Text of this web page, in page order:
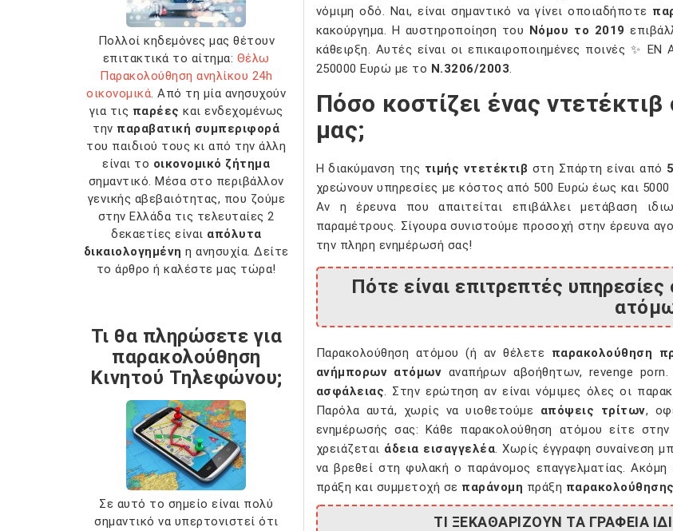
νόμιμη οδό. Ναι, είναι σημαντικό να γίνει οποιαδήποτε
κακούργημα. Η αυστηροποίηση του Νόμου το 2019
κάθειρξη. Αυτές είναι οι επικαιροποιημένες ποινές ✨
250000 Ευρώ με το Ν.3206/2003.
Πόσο κοστίζει ένας
μας;
Η διακύμανση της τιμής ντετέκτιβ στη Σπάρτη είναι από
χρεώνουν υπηρεσίες με κόστος από 500 Ευρώ έως και
Αν η έρευνα που απαιτείται επιβάλλει μετάβαση
παραμέτρους. Σίγουρα συνιστούμε προσοχή στην έρευνα
την πληρη ενημέρωσή σας!
Πότε είναι επιτρεπτές
Παρακολούθηση ατόμου (ή αν θέλετε παρακολούθηση
ανήμπορων ατόμων αναπήρων αβοήθητων, revenge porn.
ασφάλειας. Στην ερώτηση αν είναι νόμιμες όλες οι
Παρόλα αυτά, χωρίς να υιοθετούμε απόψεις τρίτων,
ενημέρωσής σας: Κάθε παρακολούθηση ατόμου είτε
χρειάζεται άδεια εισαγγελέα. Χωρίς έγγραφη συναίνεση
να βρεθεί στη φυλακή ο παράνομος επαγγελματίας.
πράξη και συμμετοχή σε παράνομη πράξη
ΤΙ ΞΕΚΑΘΑΡΙΖΟΥΝ ΤΑ ΓΡΑΦΕΙΑ
Πολλοί κηδεμόνες μας θέτουν
επιτακτικά το αίτημα: Θέλω
Παρακολούθηση ανηλίκου 24h
οικονομικά. Από τη μία ανησυχούν
για τις παρέες και ενδεχομένως
την παραβατική συμπεριφορά
του παιδιού τους κι από την άλλη
είναι το οικονομικό ζήτημα
σημαντικό. Μέσα στο περιβάλλον
γενικής αβεβαιότητας, που ζούμε
στην Ελλάδα τις τελευταίες 2
δεκαετίες είναι απόλυτα
δικαιολογημένη η ανησυχία. Δείτε
το άρθρο ή καλέστε μας τώρα!
Τι θα πληρώσετε για
παρακολούθηση
Κινητού Τηλεφώνου;
Σε αυτό το σημείο είναι πολύ
σημαντικό να υπερτονιστεί ότι